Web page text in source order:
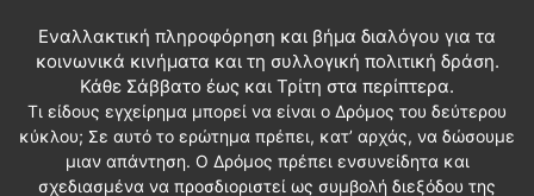
Εναλλακτική πληροφόρηση και βήμα διαλόγου για τα
κοινωνικά κινήματα και τη συλλογική πολιτική δράση.
Κάθε Σάββατο έως και Τρίτη στα περίπτερα.
Τι είδους εγχείρημα μπορεί να είναι ο Δρόμος του δεύτερου
κύκλου; Σε αυτό το ερώτημα πρέπει, κατ’ αρχάς, να δώσουμε
μιαν απάντηση. Ο Δρόμος πρέπει ενσυνείδητα και
σχεδιασμένα να προσδιοριστεί ως συμβολή διεξόδου της